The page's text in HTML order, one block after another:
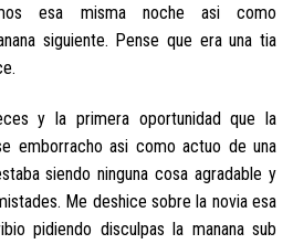
esa misma noche asi­ como
siguiente. Pense que era una tia
y la primera oportunidad que la
emborracho asi­ como actuo de una
siendo ninguna cosa agradable y
Me deshice sobre la novia esa
pidiendo disculpas la manana sub